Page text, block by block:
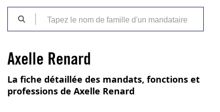
Axelle Renard
La fiche détaillée des mandats, fonctions et
professions de Axelle Renard